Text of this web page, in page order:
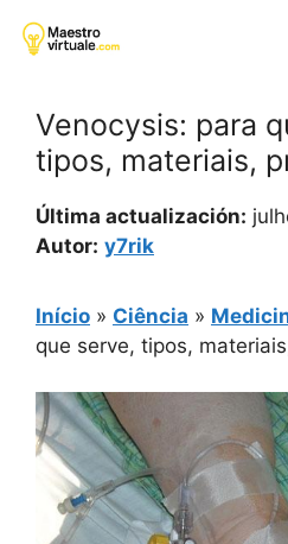
para
Venocysis: para
tipos, materiais,
Última actualización:
Autor: y7rik
Início » Ciência »
que serve, tipos,